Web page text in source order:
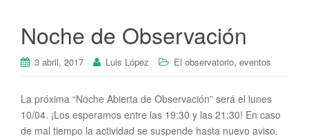
Noche de Observación
3 abril, 2017 Luis López El observatorio, eventos
La próxima “Noche Abierta de Observación” será el lunes
10/04. ¡Los esperamos entre las 19:30 y las 21:30! En caso
de mal tiempo la actividad se suspende hasta nuevo aviso.